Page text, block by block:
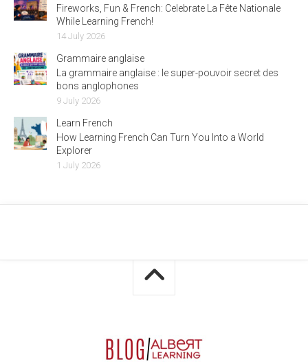
Fireworks, Fun & French: Celebrate La Fête Nationale
While Learning French!
14 July 2026
Grammaire anglaise
La grammaire anglaise : le super-pouvoir secret des
bons anglophones
9 July 2026
Learn French
How Learning French Can Turn You Into a World
Explorer
1 July 2026